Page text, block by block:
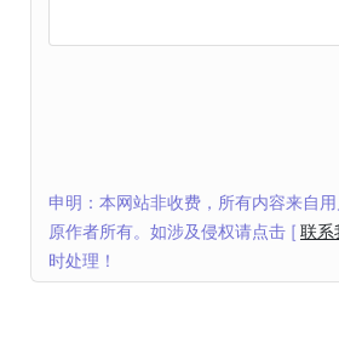
申明：本网站非收费，所有内容来自
原作者所有。如涉及侵权请点击 [ 联系
时处理！